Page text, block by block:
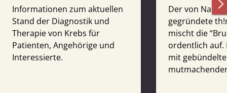
Informationen zum aktuellen
Stand der Diagnostik und
Therapie von Krebs für
Patienten, Angehörige und
Interessierte.
Der von Nadja
gegründete
mischt die
ordentlich auf.
mit